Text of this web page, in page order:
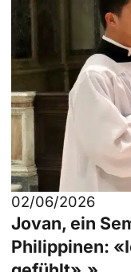
02/06/2026
Jovan, ein
Philippinen: